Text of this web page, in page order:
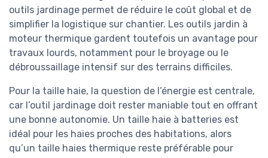
outils jardinage permet de réduire le coût global et de
simplifier la logistique sur chantier. Les outils jardin à
moteur thermique gardent toutefois un avantage pour
travaux lourds, notamment pour le broyage ou le
débroussaillage intensif sur des terrains difficiles.
Pour la taille haie, la question de l’énergie est centrale,
car l’outil jardinage doit rester maniable tout en offrant
une bonne autonomie. Un taille haie à batteries est
idéal pour les haies proches des habitations, alors
qu’un taille haies thermique reste préférable pour